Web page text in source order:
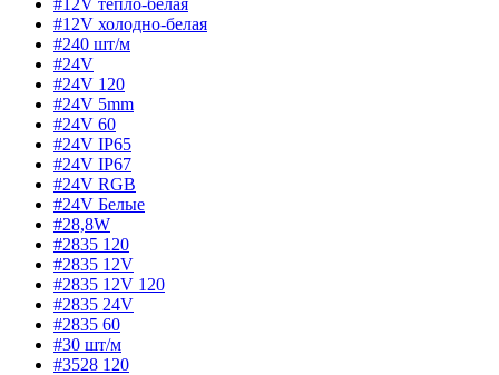
#12V холодно-белая
#240 шт/м
#24V
#24V 120
#24V 5mm
#24V 60
#24V IP65
#24V IP67
#24V RGB
#24V Белые
#28,8W
#2835 120
#2835 12V
#2835 12V 120
#2835 24V
#2835 60
#30 шт/м
#3528 120